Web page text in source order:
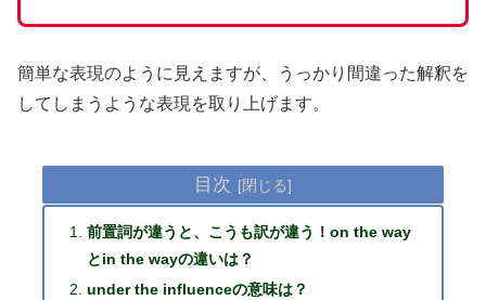
簡単な表現のように見えますが、うっかり間違った解釈を
してしまうような表現を取り上げます。
目次
前置詞が違うと、こうも訳が違う！on the way
とin the wayの違いは？
under the influenceの意味は？